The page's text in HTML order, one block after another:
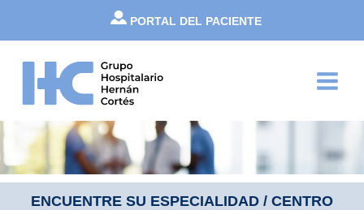
contenido
PORTAL DEL PACIENTE
Menu
ENCUENTRE SU ESPECIALIDAD / CENTRO